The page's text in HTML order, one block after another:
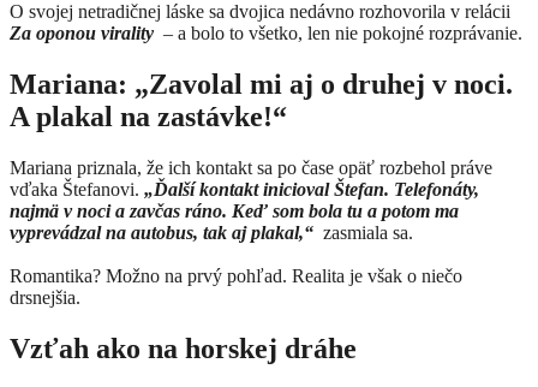
O svojej netradičnej láske sa dvojica nedávno rozhovorila v relácii
Za oponou virality – a bolo to všetko, len nie pokojné rozprávanie.
Mariana: „Zavolal mi aj o druhej v noci.
A plakal na zastávke!“
Mariana priznala, že ich kontakt sa po čase opäť rozbehol práve
vďaka Štefanovi. „Ďalší kontakt inicioval Štefan. Telefonáty,
najmä v noci a zavčas ráno. Keď som bola tu a potom ma
vyprevádzal na autobus, tak aj plakal,“ zasmiala sa.
Romantika? Možno na prvý pohľad. Realita je však o niečo
drsnejšia.
Vzťah ako na horskej dráhe